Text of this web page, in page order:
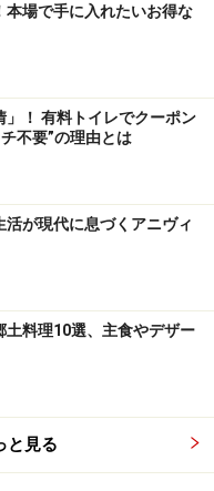
本場で手に入れたいお得な
」！ 有料トイレでクーポン
不要”の理由とは
が現代に息づくアニヴィ
料理10選、主食やデザー
と見る